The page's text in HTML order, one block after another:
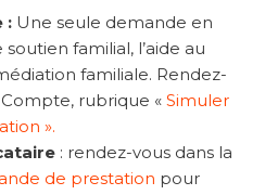
: Une seule demande en
familial, l’aide au
familiale. Rendez-
Compte, rubrique « Simuler
».
: rendez-vous dans la
de prestation pour